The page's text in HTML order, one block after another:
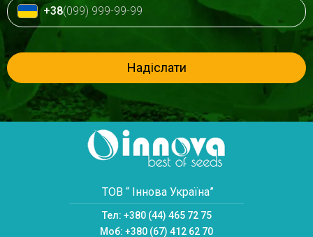
+38(099) 999-99-99
Надіслати
ТОВ “ Іннова Україна”
Тел: +380 (44) 465 72 75
Моб: +380 (67) 412 62 70